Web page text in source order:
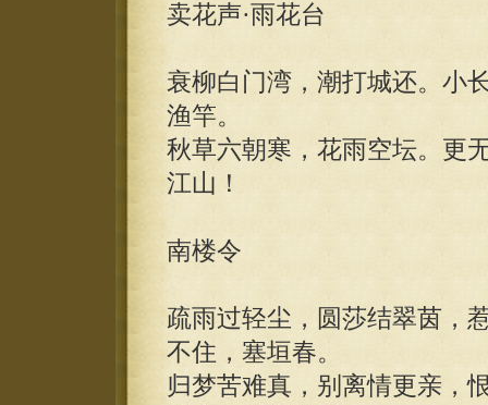
卖花声·雨花台
衰柳白门湾，潮打城还。小
渔竿。
秋草六朝寒，花雨空坛。更
江山！
南楼令
疏雨过轻尘，圆莎结翠茵，
不住，塞垣春。
归梦苦难真，别离情更亲，